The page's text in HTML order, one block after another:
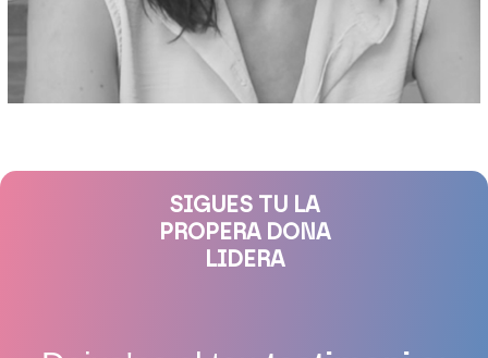
SIGUES TU LA
PROPERA DONA
LIDERA